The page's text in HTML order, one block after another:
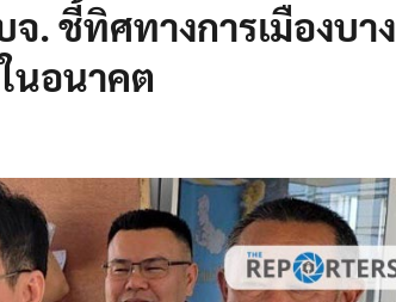
จ. ชี้ทิศทางการเมืองบาง
นอนาคต​